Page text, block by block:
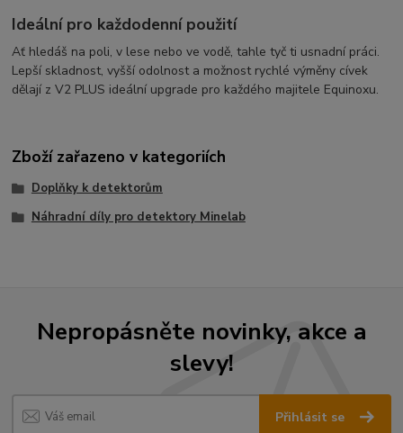
Ideální pro každodenní použití
Ať hledáš na poli, v lese nebo ve vodě, tahle tyč ti usnadní práci.
Lepší skladnost, vyšší odolnost a možnost rychlé výměny cívek
dělají z V2 PLUS ideální upgrade pro každého majitele Equinoxu.
Zboží zařazeno v kategoriích
Doplňky k detektorům
Náhradní díly pro detektory Minelab
Nepropásněte novinky, akce a
slevy!
Přihlásit se